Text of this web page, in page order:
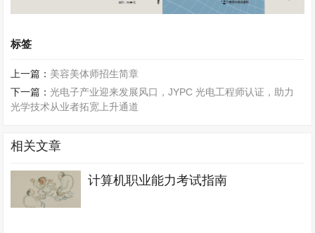
标签
上一篇： 美容美体师招生简章
下一篇：光电子产业迎来发展风口，JYPC 光电工程师认证，助力
光学技术从业者拓宽上升通道
相关文章
计算机职业能力考试指南